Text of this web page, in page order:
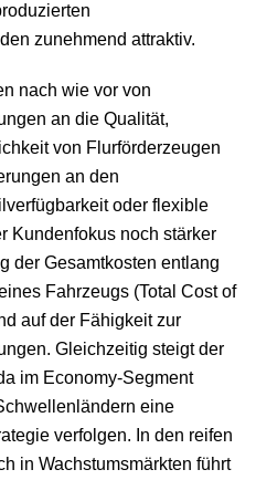
zunehmend attraktiv.
nach wie vor von
an die Qualität,
von Flurförderzeugen
an den
oder flexible
Kundenfokus noch stärker
der Gesamtkosten entlang
Fahrzeugs (Total Cost of
auf der Fähigkeit zur
Gleichzeitig steigt der
im Economy-Segment
eine
verfolgen. In den reifen
in Wachstumsmärkten führt